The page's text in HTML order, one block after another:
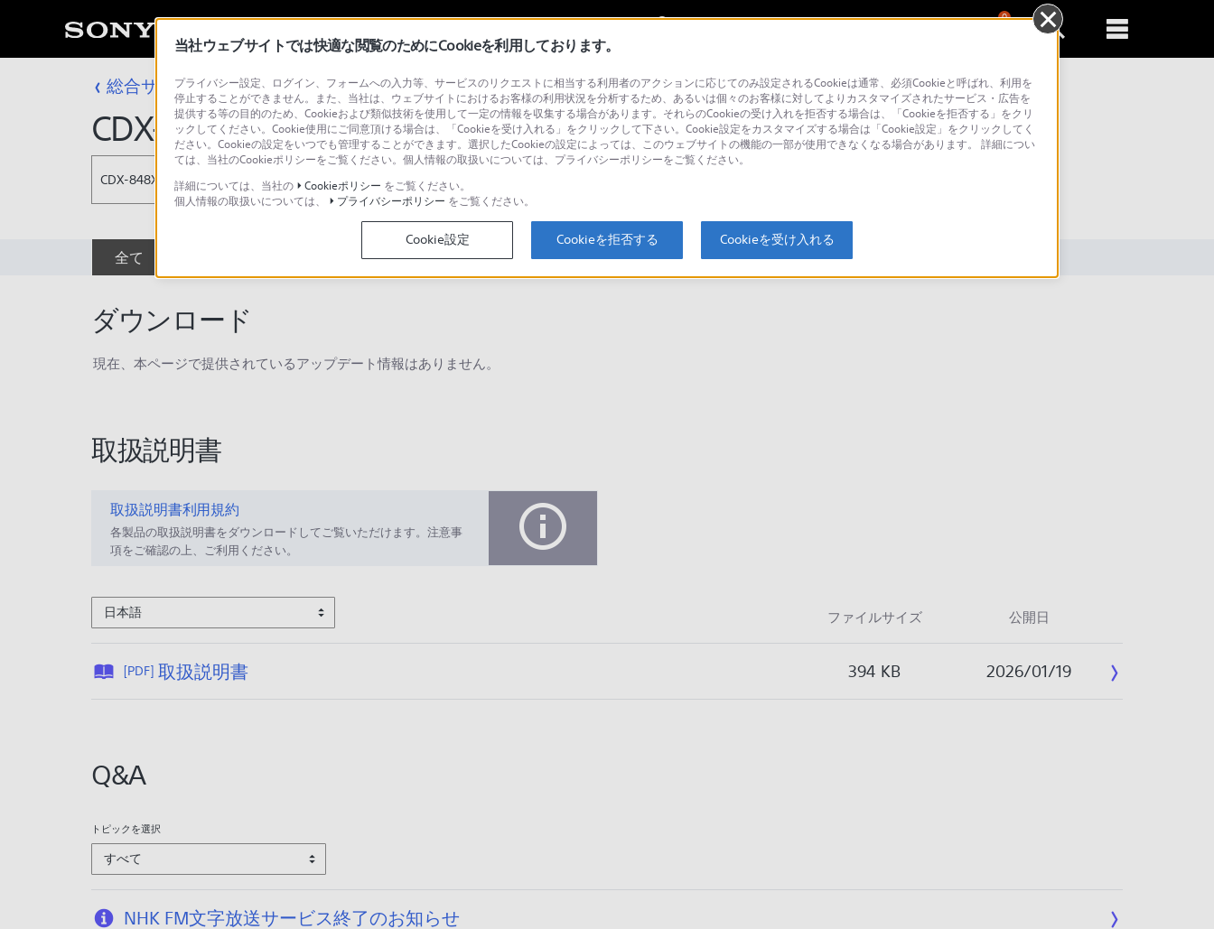
0
総合サポート・お問い合わせ カーオーディオ チェンジャー
CDX-848X
CDX-848X
全て 取扱説明書 Q&A
ダウンロード
現在、本ページで提供されているアップデート情報はありません。
取扱説明書
取扱説明書利用規約
各製品の取扱説明書をダウンロードしてご覧いただけます。注意事
項をご確認の上、ご利用ください。
日本語 ファイルサイズ 公開日
[PDF] 取扱説明書公
/
0
1
/
394 KB 2026/01/19
Q&A
トピックを選択
すべて
NHK FM文字放送サービス終了のお知らせ
当社ウェブサイトでは快適な閲覧のためにCookieを利用しております。
プライバシー設定、ログイン、フォームへの入力等、サービスのリクエストに相当する利用者のアクションに応じてのみ設定されるCookieは通常、必須Cookieと呼ばれ、利用を
停止することができません。また、当社は、ウェブサイトにおけるお客様の利用状況を分析するため、あるいは個々のお客様に対してよりカスタマイズされたサービス・広告を
提供する等の目的のため、Cookieおよび類似技術を使用して一定の情報を収集する場合があります。それらのCookieの受け入れを拒否する場合は、「Cookieを拒否する」をクリ
ックしてください。Cookie使用にご同意頂ける場合は、「Cookieを受け入れる」をクリックして下さい。Cookie設定をカスタマイズする場合は「Cookie設定」をクリックしてく
ださい。Cookieの設定をいつでも管理することができます。選択したCookieの設定によっては、このウェブサイトの機能の一部が使用できなくなる場合があります。 詳細につい
ては、当社のCookieポリシーをご覧ください。個人情報の取扱いについては、プライバシーポリシーをご覧ください。
詳細については、当社の
Cookieポリシー をご覧ください。
個人情報の取扱いについては、
プライバシーポリシー をご覧ください。
Cookie設定 Cookieを拒否する Cookieを受け入れる